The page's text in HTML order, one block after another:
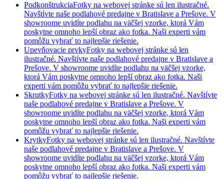
PodkonštrukciaFotky na webovej stránke sú len ilustračné.
Navštívte naše podlahové predajne v Bratislave a Prešove. V
showroome uvidíte podlahu na väčšej vzorke, ktorá Vám
poskytne omnoho lepší obraz ako fotka. Naši experti vám
pomôžu vybrať to najlepšie riešenie.
Upevňovacie prvkyFotky na webovej stránke sú len
ilustračné. Navštívte naše podlahové predajne v Bratislave a
Prešove. V showroome uvidíte podlahu na väčšej vzorke,
ktorá Vám poskytne omnoho lepší obraz ako fotka. Naši
experti vám pomôžu vybrať to najlepšie riešenie.
SkrutkyFotky na webovej stránke sú len ilustračné. Navštívte
naše podlahové predajne v Bratislave a Prešove. V
showroome uvidíte podlahu na väčšej vzorke, ktorá Vám
poskytne omnoho lepší obraz ako fotka. Naši experti vám
pomôžu vybrať to najlepšie riešenie.
KrytkyFotky na webovej stránke sú len ilustračné. Navštívte
naše podlahové predajne v Bratislave a Prešove. V
showroome uvidíte podlahu na väčšej vzorke, ktorá Vám
poskytne omnoho lepší obraz ako fotka. Naši experti vám
pomôžu vybrať to najlepšie riešenie.